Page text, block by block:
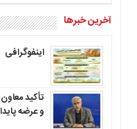
آخرین خبرها
اینفوگرافی
تأکید
و عرضه